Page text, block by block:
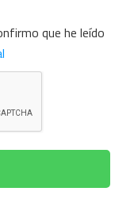
que he leído